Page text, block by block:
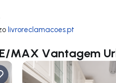
livroreclamacoes.pt
MAX Vantagem